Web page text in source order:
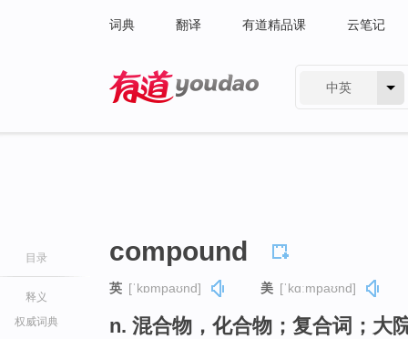
词典 翻译 有道精品课 云笔记
中英
目录
释义
权威词典
compound
英 [ˈkɒmpaʊnd] 美 [ˈkɑːmpaʊnd]
n. 混合物，化合物；复合词；大